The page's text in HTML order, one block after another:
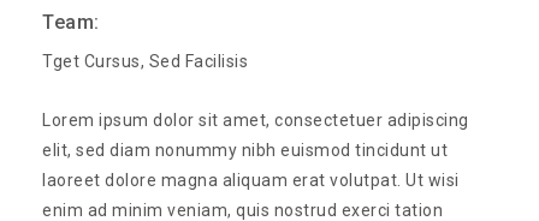
Team:
Tget Cursus, Sed Facilisis
Lorem ipsum dolor sit amet, consectetuer adipiscing
elit, sed diam nonummy nibh euismod tincidunt ut
laoreet dolore magna aliquam erat volutpat. Ut wisi
enim ad minim veniam, quis nostrud exerci tation